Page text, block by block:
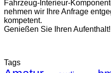
Fahrzeug-Interieur-
nehmen wir Ihre Anfrage
kompetent.
Genießen Sie Ihren Aufenthalt!
Tags